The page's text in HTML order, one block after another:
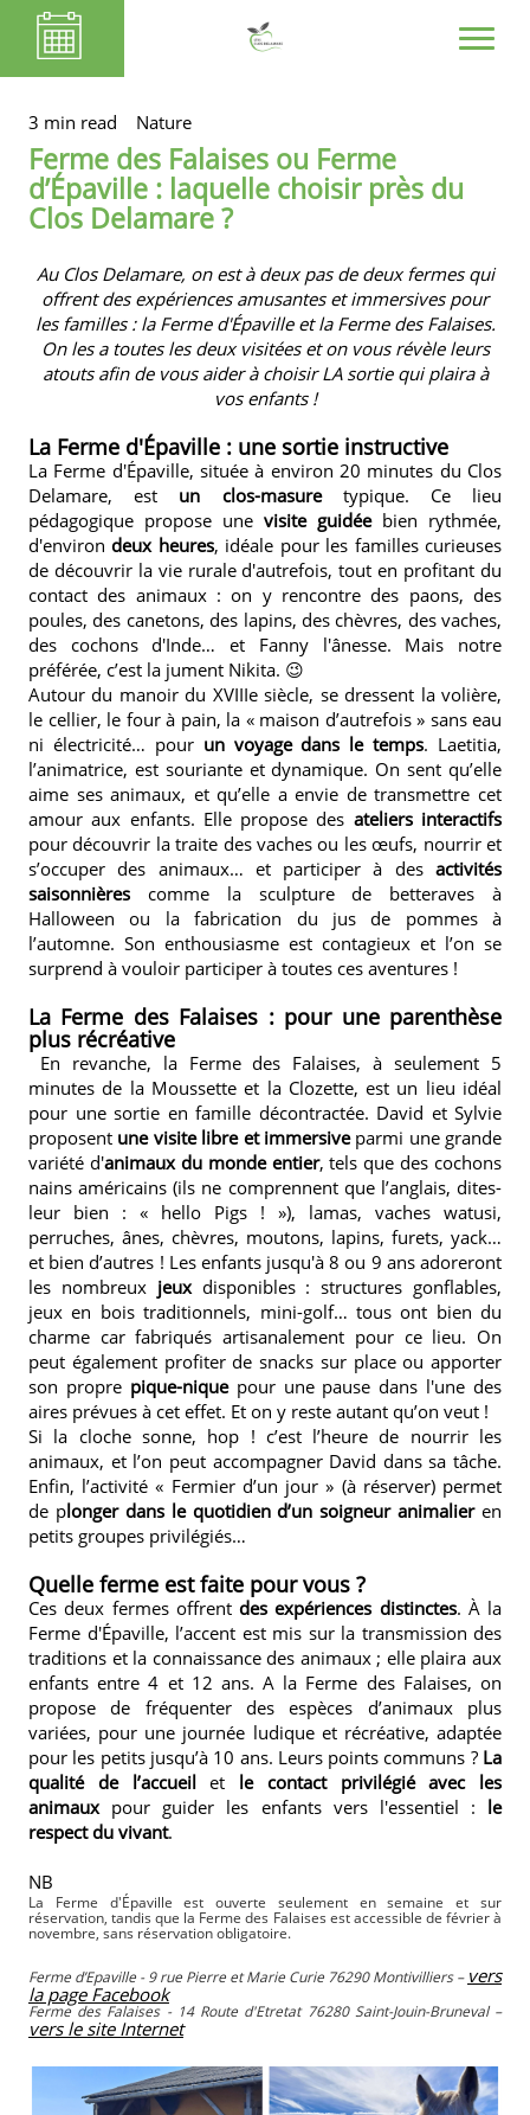
3 min read Nature
Ferme des Falaises ou Ferme
d’Épaville : laquelle choisir près du
Clos Delamare ?
Au Clos Delamare, on est à deux pas de deux fermes qui
offrent des expériences amusantes et immersives pour
les familles : la Ferme d'Épaville et la Ferme des Falaises.
On les a toutes les deux visitées et on vous révèle leurs
atouts afin de vous aider à choisir LA sortie qui plaira à
vos enfants !
La Ferme d'Épaville : une sortie instructive
La Ferme d'Épaville, située à environ 20 minutes du Clos
Delamare, est un clos-masure typique. Ce lieu
pédagogique propose une visite guidéebien rythmée,
d'environdeux heures, idéale pour les familles curieuses
de découvrir la vie rurale d'autrefois, tout en profitant du
contact des animaux : on y rencontre des paons, des
poules, des canetons, des lapins, des chèvres, des vaches,
des cochons d'Inde… et Fanny l'ânesse. Mais notre
préférée, c’est la jument Nikita. 😉
Autour du manoir du XVIIIe siècle, se dressent la volière,
le cellier, le four à pain, la « maison d’autrefois » sans eau
ni électricité… pour un voyage dans le temps. Laetitia,
l’animatrice, est souriante et dynamique. On sent qu’elle
aime ses animaux, et qu’elle a envie de transmettre cet
amour aux enfants. Elle propose des ateliers interactifs
pour découvrir la traite des vaches ou les œufs, nourrir et
s’occuper des animaux… et participer à des activités
saisonnières comme la sculpture de betteraves à
Halloween ou la fabrication du jus de pommes à
l’automne. Son enthousiasme est contagieux et l’on se
surprend à vouloir participer à toutes ces aventures !
La Ferme des Falaises : pour une parenthèse
plus récréative
En revanche, la Ferme des Falaises, à seulement 5
minutes de la Moussette et la Clozette, est un lieu idéal
pour une sortie en famille décontractée. David et Sylvie
proposent une visite libre et immersiveparmi une grande
variété d'animaux du monde entier, tels que des cochons
nains américains (ils ne comprennent que l’anglais, dites-
leur bien : « hello Pigs ! »), lamas, vaches watusi,
perruches, ânes, chèvres, moutons, lapins, furets, yack…
et bien d’autres ! Les enfants jusqu'à 8 ou 9 ans adoreront
les nombreuxjeuxdisponibles : structures gonflables,
jeux en bois traditionnels, mini-golf… tous ont bien du
charme car fabriqués artisanalement pour ce lieu. On
peut également profiter de snacks sur place ou apporter
son propre pique-niquepour une pause dans l'une des
aires prévues à cet effet. Et on y reste autant qu’on veut !
Si la cloche sonne, hop ! c’est l’heure de nourrir les
animaux, et l’on peut accompagner David dans sa tâche.
Enfin, l’activité « Fermier d’un jour » (à réserver) permet
de plonger dans le quotidien d’un soigneur animalier en
petits groupes privilégiés…
Quelle ferme est faite pour vous ?
Ces deux fermes offrent des expériences distinctes. À la
Ferme d'Épaville, l’accent est mis sur la transmission des
traditions et la connaissance des animaux ; elle plaira aux
enfants entre 4 et 12 ans. A la Ferme des Falaises, on
propose de fréquenter des espèces d’animaux plus
variées, pour une journée ludique et récréative, adaptée
pour les petits jusqu’à 10 ans. Leurs points communs ? La
qualité de l’accueil et le contact privilégié avec les
animauxpour guider les enfants vers l'essentiel : le
respect du vivant.
NB
La Ferme d'Épaville est ouverte seulement en semaine et sur
réservation, tandis que la Ferme des Falaises est accessible de février à
novembre, sans réservation obligatoire.
Ferme d’Epaville - 9 rue Pierre et Marie Curie 76290 Montivilliers – vers
la page Facebook
Ferme des Falaises - 14 Route d'Etretat 76280 Saint-Jouin-Bruneval –
vers le site Internet